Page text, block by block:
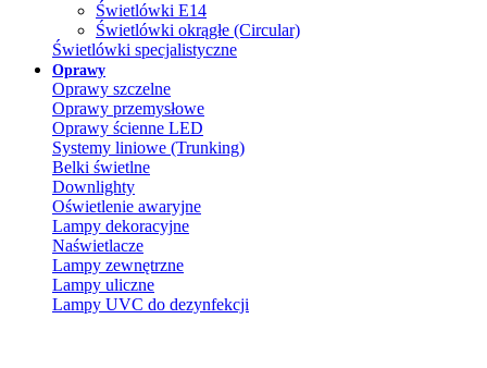
Świetlówki E14
Świetlówki okrągłe (Circular)
Świetlówki specjalistyczne
Oprawy
Oprawy szczelne
Oprawy przemysłowe
Oprawy ścienne LED
Systemy liniowe (Trunking)
Belki świetlne
Downlighty
Oświetlenie awaryjne
Lampy dekoracyjne
Naświetlacze
Lampy zewnętrzne
Lampy uliczne
Lampy UVC do dezynfekcji